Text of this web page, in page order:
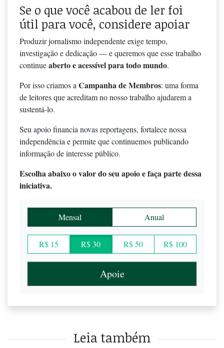
Se o que você acabou de ler foi
útil para você, considere apoiar
Produzir jornalismo independente exige tempo,
investigação e dedicação — e queremos que esse trabalho
continueaberto e acessível para todo mundo.
Por isso criamos aCampanha de Membros: uma forma
de leitores que acreditam no nosso trabalho ajudarem a
sustentá-lo.
Seu apoio financia novas reportagens, fortalece nossa
independência e permite que continuemos publicando
informação de interesse público.
Escolha abaixo o valor do seu apoio e faça parte dessa
iniciativa.
Mensal Anual
R$ 15 R$ 30 R$ 50 R$ 100
Apoie
Leia também